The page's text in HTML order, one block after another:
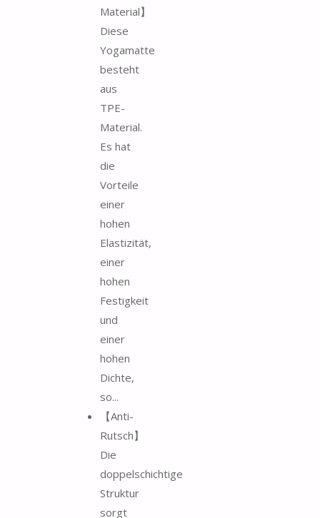
Material】
Diese
Yogamatte
besteht
aus
TPE-
Material.
Es hat
die
Vorteile
einer
hohen
Elastizität,
einer
hohen
Festigkeit
und
einer
hohen
Dichte,
so...
【Anti-
Rutsch】
Die
doppelschichtige
Struktur
sorgt